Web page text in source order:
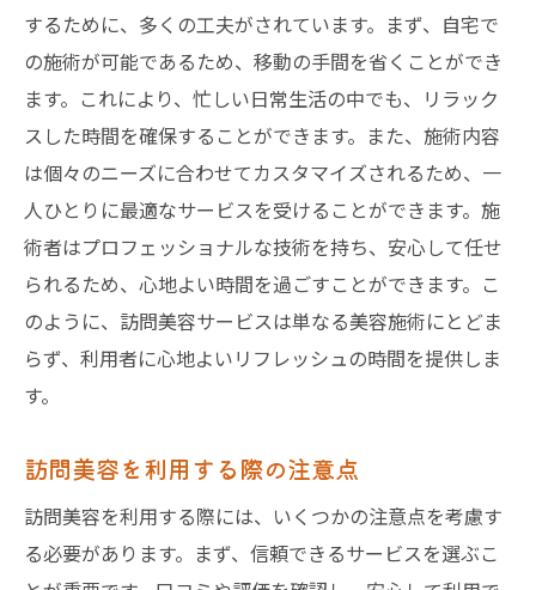
訪問美容の新たな魅力を体感する方法
するために、多くの工夫がされています。まず、自宅で
の施術が可能であるため、移動の手間を省くことができ
ます。これにより、忙しい日常生活の中でも、リラック
スした時間を確保することができます。また、施術内容
は個々のニーズに合わせてカスタマイズされるため、一
人ひとりに最適なサービスを受けることができます。施
術者はプロフェッショナルな技術を持ち、安心して任せ
られるため、心地よい時間を過ごすことができます。こ
のように、訪問美容サービスは単なる美容施術にとどま
らず、利用者に心地よいリフレッシュの時間を提供しま
す。
訪問美容を利用する際の注意点
訪問美容を利用する際には、いくつかの注意点を考慮す
る必要があります。まず、信頼できるサービスを選ぶこ